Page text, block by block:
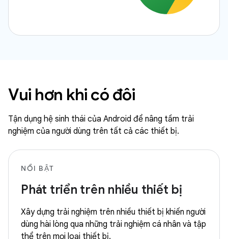
Vui hơn khi có đôi
Tận dụng hệ sinh thái của Android để nâng tầm trải
nghiệm của người dùng trên tất cả các thiết bị.
NỔI BẬT
Phát triển trên nhiều thiết bị
Xây dựng trải nghiệm trên nhiều thiết bị khiến người
dùng hài lòng qua những trải nghiệm cá nhân và tập
thể trên mọi loại thiết bị.